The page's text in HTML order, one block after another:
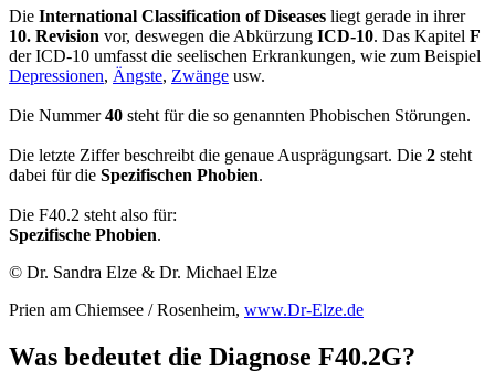
Die International Classification of Diseases liegt gerade in ihrer
10. Revision vor, deswegen die Abkürzung ICD-10. Das Kapitel F
der ICD-10 umfasst die seelischen Erkrankungen, wie zum Beispiel
Depressionen, Ängste, Zwänge usw.
Die Nummer40 steht für die so genannten Phobischen Störungen.
Die letzte Ziffer beschreibt die genaue Ausprägungsart. Die 2 steht
dabei für die Spezifischen Phobien.
Die F40.2 steht also für:
Spezifische Phobien.
© Dr. Sandra Elze & Dr. Michael Elze
Prien am Chiemsee / Rosenheim, www.Dr-Elze.de
Was bedeutet die Diagnose F40.2G?